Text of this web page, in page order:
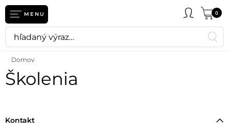
MENU 0
Domov
Školenia
Kontakt